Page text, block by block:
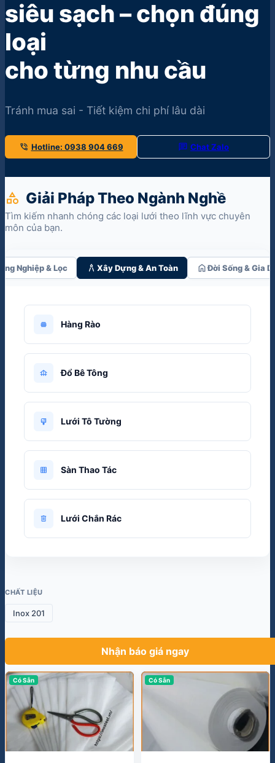
siêu sạch – chọn đúng
loại
cho từng nhu cầu
Tránh mua sai - Tiết kiệm chi phí lâu dài
phone_in_talk Hotline: 0938 904 669 chat Chat Zalo
category Giải Pháp Theo Ngành Nghề
Tìm kiếm nhanh chóng các loại lưới theo lĩnh vực chuyên
môn của bạn.
Nghiệp & Lọc architecture Xây Dựng & An Toàn homeĐời Sống & Gia
fence Hàng Rào
foundation Đổ Bê Tông
format_paint Lưới Tô Tường
grid_on Sàn Thao Tác
delete_outline Lưới Chắn Rác
CHẤT LIỆU
Inox 201
Nhận báo giá ngay
Có Sẵn Có Sẵn